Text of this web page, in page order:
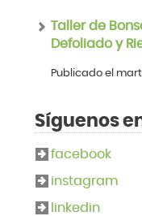
Taller de
Defoliado y
Publicado el
Síguenos
facebook
instagram
linkedin